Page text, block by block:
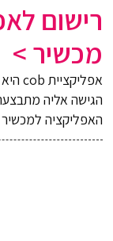
מכשיר >
הגישה אליה
האפליקציה